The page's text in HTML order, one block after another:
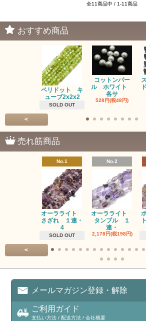
全11商品中 / 1-11商品
おすすめ商品
ペリドット キ
ューブ2x2x2
SOLD OUT
コットンパー
ル ホワイト
各サ
528円(税48円)
<
売れ筋商品
No.1
オーラライト
さざれ １連・
4
SOLD OUT
No.2
オーラライト
タンブル １
連・
2,178円(税198円)
<
メールマガジン登録・解除
ご利用ガイド
支払い方法 / 配送方法 / 会社概要